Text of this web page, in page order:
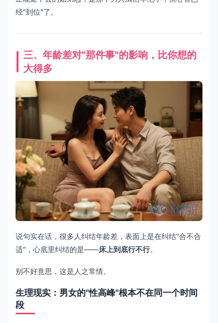
经"到位"了。
三、年龄差对"那件事"的影响，比你想的
大得多
说句实在话，很多人纠结年龄差，表面上是在纠结"合不合
适"，心底里纠结的是——床上到底行不行。
别不好意思，这是人之常情。
生理现实：男女的"性高峰"根本不在同一个时间
段